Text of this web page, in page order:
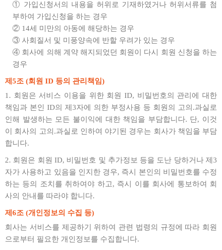
① 가입신청서의 내용을 허위로 기재하였거나 허위서류를 첨
부하여 가입신청을 하는 경우
② 14세 미만의 아동에 해당하는 경우
③ 사회질서 및 미풍양속에 반할 우려가 있는 경우
④ 회사에 의해 계약 해지되었던 회원이 다시 회원 신청을 하는
경우
제5조 (회원 ID 등의 관리책임)
1. 회원은 서비스 이용을 위한 회원 ID, 비밀번호의 관리에 대한
책임과 본인 ID의 제3자에 의한 부정사용 등 회원의 고의.과실로
인해 발생하는 모든 불이익에 대한 책임을 부담합니다. 단, 이것
이 회사의 고의.과실로 인하여 야기된 경우는 회사가 책임을 부담
합니다.
2. 회원은 회원 ID, 비밀번호 및 추가정보 등을 도난 당하거나 제3
자가 사용하고 있음을 인지한 경우, 즉시 본인의 비밀번호를 수정
하는 등의 조치를 취하여야 하고, 즉시 이를 회사에 통보하여 회
사의 안내를 따라야 합니다.
제6조 (개인정보의 수집 등)
회사는 서비스를 제공하기 위하여 관련 법령의 규정에 따라 회원
으로부터 필요한 개인정보를 수집합니다.